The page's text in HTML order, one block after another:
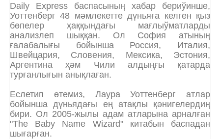
Daily Express баспасының хабар бериўинше,
Уоттенберг 48 мәмлекетте дүньяға келген қыз
бөпелер ҳаққындағы мағлыўматларды
анализлеп шыққан. Ол София атының
ғалабалығы бойынша Россия, Италия,
Швейцария, Словения, Мексика, Эстония,
Аргентина ҳәм Чили алдыңғы қатарда
турғанлығын анықлаған.
Еслетип өтемиз, Лаура Уоттенберг атлар
бойынша дүньядағы ең атақлы қәнигелердиң
бири. Ол 2005-жылы адам атларына арналған
"The Baby Name Wizard" китабын баспадан
шығарған.